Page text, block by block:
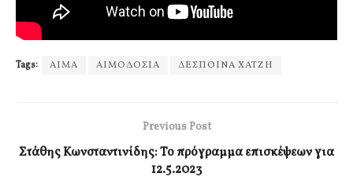
Tags: ΑΙΜΑ ΑΙΜΟΔΟΣΙΑ ΔΕΣΠΟΙΝΑ ΧΑΤΖΗ
Previous Post
Στάθης Κωνσταντινίδης: Το πρόγραμμα επισκέψεων για
12.5.2023